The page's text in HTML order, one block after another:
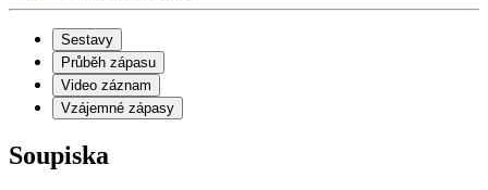
Sestavy
Průběh zápasu
Video záznam
Vzájemné zápasy
Soupiska